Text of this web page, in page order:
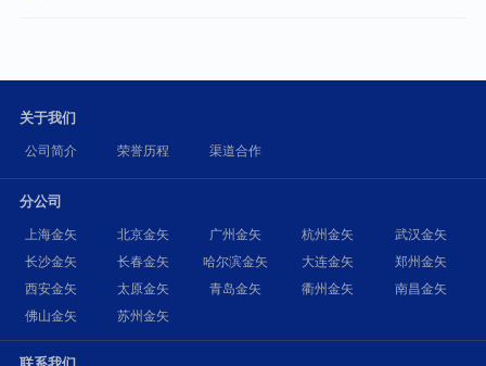
关于我们
公司简介 荣誉历程 渠道合作
分公司
上海金矢 北京金矢 广州金矢 杭州金矢
武汉金矢
长沙金矢
长春金矢 哈尔滨金矢 大连金矢
郑州金矢
西安金矢
太原金矢 青岛金矢 衢州金矢
南昌金矢
佛山金矢
苏州金矢